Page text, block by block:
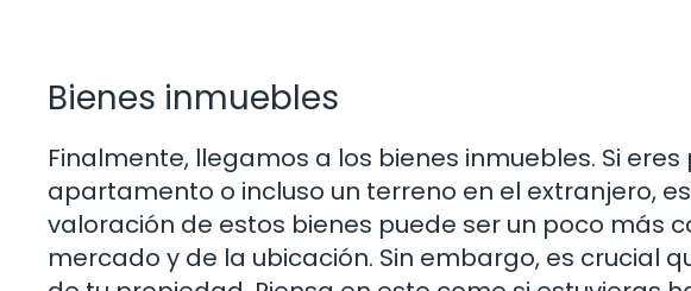
Bienes inmuebles
Finalmente, llegamos a los bienes inmuebles. Si
apartamento o incluso un terreno en el extranjero,
valoración de estos bienes puede ser un poco más
mercado y de la ubicación. Sin embargo, es crucial